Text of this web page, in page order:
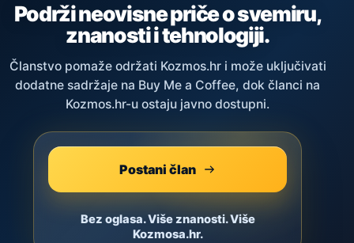
Podrži neovisne priče o svemiru,
znanosti i tehnologiji.
Članstvo pomaže održati Kozmos.hr i može uključivati
dodatne sadržaje na Buy Me a Coffee, dok članci na
Kozmos.hr-u ostaju javno dostupni.
Postani član
Bez oglasa. Više znanosti. Više
Kozmosa.hr.